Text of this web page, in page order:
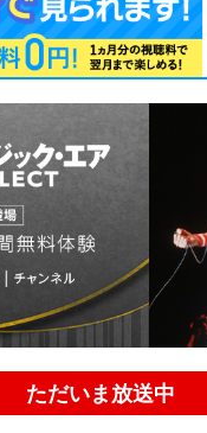
ただいま放送中